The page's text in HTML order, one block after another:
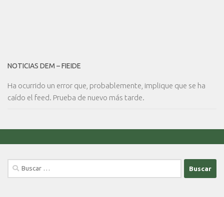
NOTICIAS DEM – FIEIDE
Ha ocurrido un error que, probablemente, implique que se ha
caído el feed. Prueba de nuevo más tarde.
Buscar: